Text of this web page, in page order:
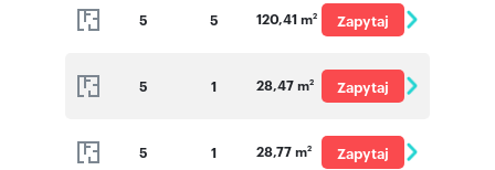
5 5 120,41 m2
Zapytaj
5 1 28,47 m2
Zapytaj
5 1 28,77 m2 Zapytaj